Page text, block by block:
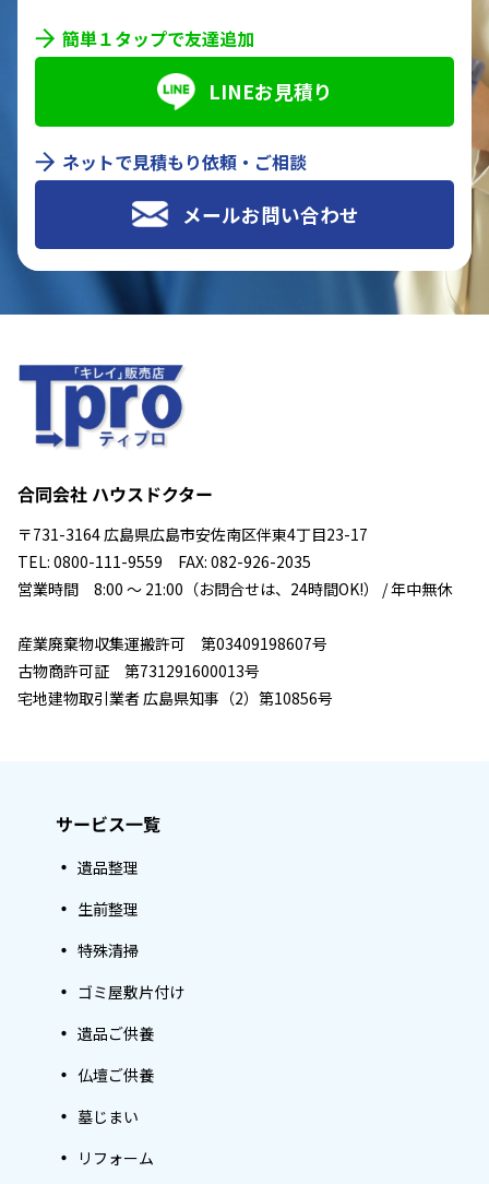
簡単１タップで友達追加
LINEお見積り
ネットで見積もり依頼・ご相談
メールお問い合わせ
合同会社 ハウスドクター
〒731-3164 広島県広島市安佐南区伴東4丁目23-17
TEL: 0800-111-9559 FAX: 082-926-2035
営業時間 8:00 ～ 21:00（お問合せは、24時間OK!） / 年中無休
産業廃棄物収集運搬許可 第03409198607号
古物商許可証 第731291600013号
宅地建物取引業者 広島県知事（2）第10856号
サービス一覧
遺品整理
生前整理
特殊清掃
ゴミ屋敷片付け
遺品ご供養
仏壇ご供養
墓じまい
リフォーム